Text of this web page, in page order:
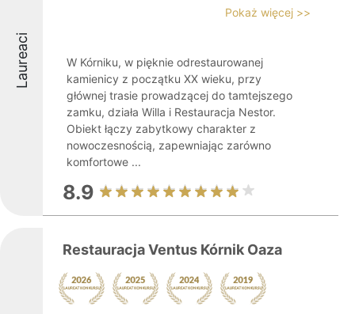
Laureaci
Pokaż więcej >>
W Kórniku, w pięknie odrestaurowanej
kamienicy z początku XX wieku, przy
głównej trasie prowadzącej do tamtejszego
zamku, działa Willa i Restauracja Nestor.
Obiekt łączy zabytkowy charakter z
nowoczesnością, zapewniając zarówno
komfortowe ...
8.9
Restauracja Ventus Kórnik Oaza